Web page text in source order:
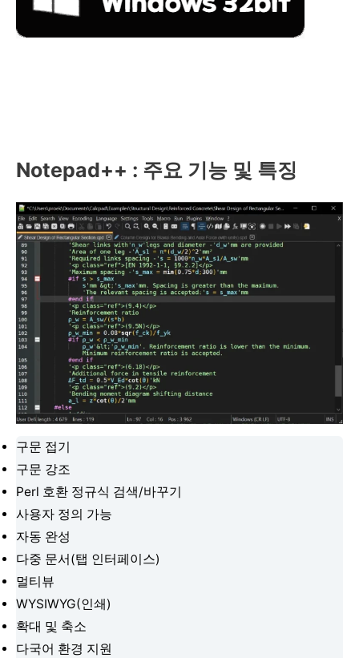
Notepad++ : 주요 기능 및 특징
구문 접기
구문 강조
Perl 호환 정규식 검색/바꾸기
사용자 정의 가능
자동 완성
다중 문서(탭 인터페이스)
멀티뷰
WYSIWYG(인쇄)
확대 및 축소
다국어 환경 지원